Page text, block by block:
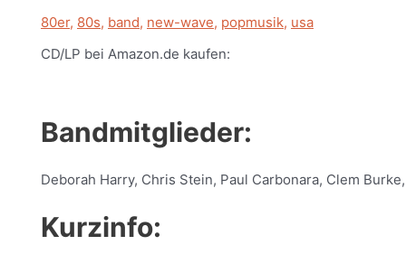
80er, 80s, band, new-wave, popmusik, usa
CD/LP bei Amazon.de kaufen:
Bandmitglieder:
Deborah Harry, Chris Stein, Paul Carbonara, Clem
Kurzinfo: